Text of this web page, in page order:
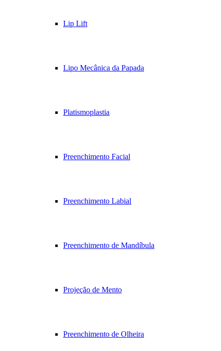
Lip Lift
Lipo Mecânica da Papada
Platismoplastia
Preenchimento Facial
Preenchimento Labial
Preenchimento de Mandíbula
Projeção de Mento
Preenchimento de Olheira